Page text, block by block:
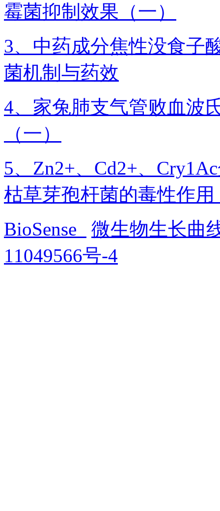
霉菌抑制效果（一）
3、中药成分焦性没食子
菌机制与药效
4、家兔肺支气管败血波
（一）
5、Zn2+、Cd2+、
枯草芽孢杆菌的毒性作用
BioSense
微生物生长曲
11049566号-4